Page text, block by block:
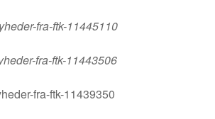
fra-ftk-11445110
fra-ftk-11443506
fra-ftk-11439350